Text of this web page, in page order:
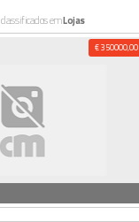
classificados emLojas
€ 350000,00